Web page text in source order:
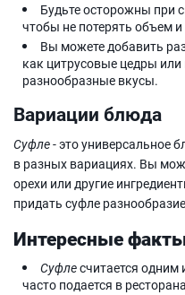
Будьте осторожны при
чтобы не потерять объем
Вы можете добавить
как цитрусовые цедры
разнообразные вкусы.
Вариации блюда
Суфле- это универсальное
в разных вариациях. Вы
орехи или другие
придать суфле
Интересные
Суфлесчитается одним
часто подается в